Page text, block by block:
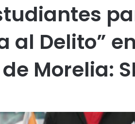
al Delito”
Morelia: